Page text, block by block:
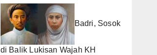
Badri, Sosok
di Balik Lukisan Wajah KH